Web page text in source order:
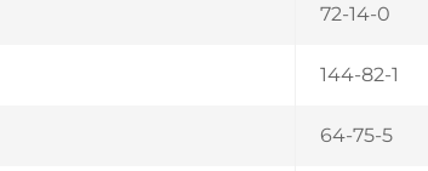
72-14-0
144-82-1
64-75-5